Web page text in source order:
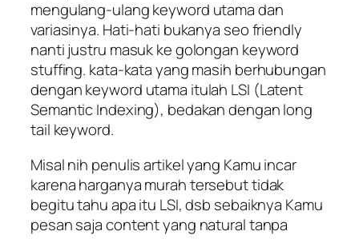
mengulang-ulang keyword utama dan
variasinya. Hati-hati bukanya seo friendly
nanti justru masuk ke golongan keyword
stuffing. kata-kata yang masih berhubungan
dengan keyword utama itulah LSI (Latent
Semantic Indexing), bedakan dengan long
tail keyword.
Misal nih penulis artikel yang Kamu incar
karena harganya murah tersebut tidak
begitu tahu apa itu LSI, dsb sebaiknya Kamu
pesan saja content yang natural tanpa